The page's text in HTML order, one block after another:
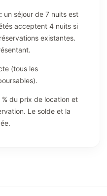
un séjour de 7 nuits est
acceptent 4 nuits si
existantes.
(tous les
% du prix de location et
Le solde et la